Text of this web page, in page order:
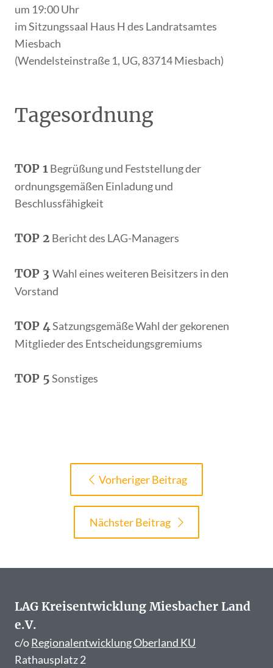
um 19:00 Uhr
im Sitzungssaal Haus H des Landratsamtes
Miesbach
(Wendelsteinstraße 1, UG, 83714 Miesbach)
Tagesordnung
TOP 1Begrüßung und Feststellung der
ordnungsgemäßen Einladung und
Beschlussfähigkeit
TOP 2 Bericht des LAG-Managers
TOP 3Wahl eines weiteren Beisitzers in den
Vorstand
TOP 4Satzungsgemäße Wahl der gekorenen
Mitglieder des Entscheidungsgremiums
TOP 5Sonstiges
Vorheriger Beitrag
Nächster Beitrag
LAG Kreisentwicklung Miesbacher Land
e.V.
c/oRegionalentwicklung Oberland KU
Rathausplatz 2